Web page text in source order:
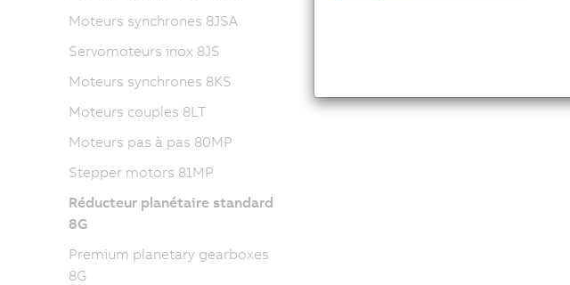
Moteurs synchrones 8JSA
Servomoteurs inox 8JS
Moteurs synchrones 8KS
Moteurs couples 8LT
Moteurs pas à pas 80MP
Stepper motors 81MP
Réducteur planétaire standard
8G
Premium planetary gearboxes
8G